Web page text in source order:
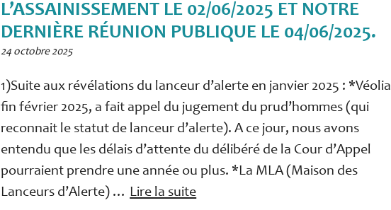
L’ASSAINISSEMENT LE 02/06/2025 ET NOTRE
DERNIÈRE RÉUNION PUBLIQUE LE 04/06/2025.
24 octobre 2025
1)Suite aux révélations du lanceur d’alerte en janvier 2025 : *Véolia
fin février 2025, a fait appel du jugement du prud’hommes (qui
reconnait le statut de lanceur d’alerte). A ce jour, nous avons
entendu que les délais d’attente du délibéré de la Cour d’Appel
pourraient prendre une année ou plus. *La MLA (Maison des
Lanceurs d’Alerte) … Lire la suite